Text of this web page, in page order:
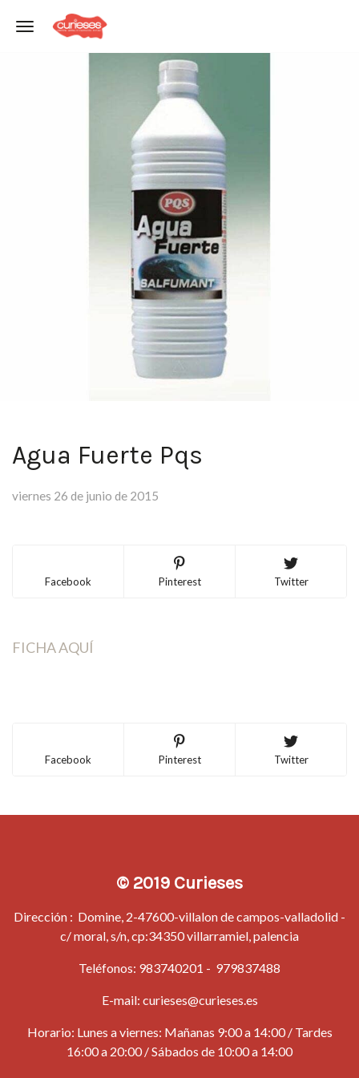
Toggle navigation
Agua Fuerte Pqs
viernes 26 de junio de 2015
Facebook Pinterest Twitter
FICHA AQUÍ
Facebook Pinterest Twitter
© 2019 Curieses
Dirección : Domine, 2-47600-villalon de campos-valladolid -
c/ moral, s/n, cp:34350 villarramiel, palencia
Teléfonos: 983740201 - 979837488
E-mail: curieses@curieses.es
Horario: Lunes a viernes: Mañanas 9:00 a 14:00 / Tardes
16:00 a 20:00 / Sábados de 10:00 a 14:00